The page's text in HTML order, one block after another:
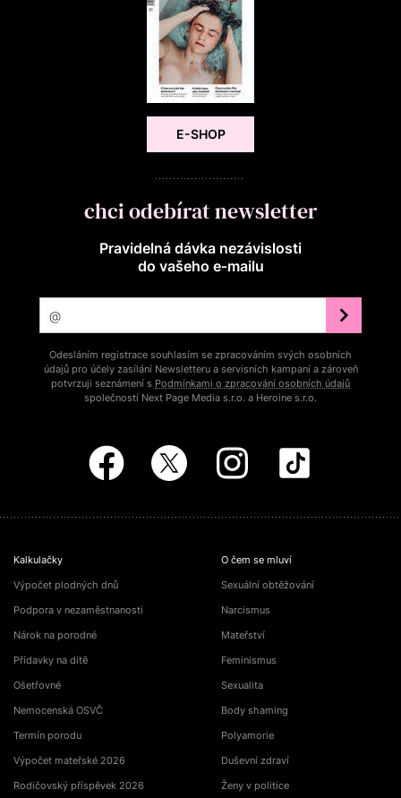
E-SHOP
chci odebírat newsletter
Pravidelná dávka nezávislosti
do vašeho e‑mailu
Odesláním registrace souhlasím se zpracováním svých osobních
údajů pro účely zasílání Newsletteru a servisních kampaní a zároveň
potvrzuji seznámení s Podmínkami o zpracování osobních údajů
společností Next Page Media s.r.o. a Heroine s.r.o.
Kalkulačky
Výpočet plodných dnů
Podpora v nezaměstnanosti
Nárok na porodné
Přídavky na dítě
Ošetřovné
Nemocenská OSVČ
Termín porodu
Výpočet mateřské 2026
Rodičovský příspěvek 2026
O čem se mluví
Sexuální obtěžování
Narcismus
Mateřství
Feminismus
Sexualita
Body shaming
Polyamorie
Duševní zdraví
Ženy v politice